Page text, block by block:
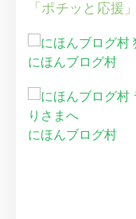
「ポチッと応援
にほんブログ村
にほんブログ村